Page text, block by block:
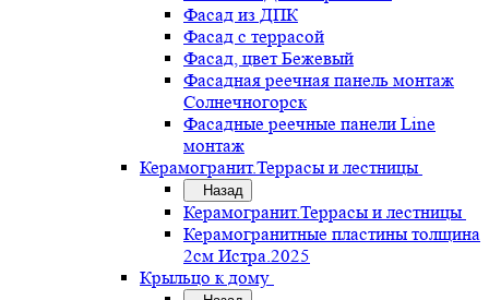
Фасад из ДПК
Фасад с террасой
Фасад, цвет Бежевый
Фасадная реечная панель монтаж
Солнечногорск
Фасадные реечные панели Line
монтаж
Керамогранит.Террасы и лестницы
Назад
Керамогранит.Террасы и лестницы
Керамогранитные пластины толщина
2см Истра.2025
Крыльцо к дому